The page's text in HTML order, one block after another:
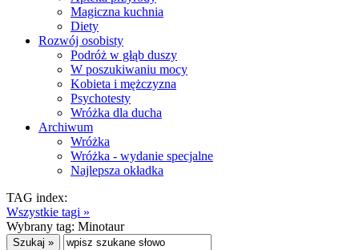
Magiczna kuchnia
Diety
Rozwój osobisty
Podróż w głąb duszy
W poszukiwaniu mocy
Kobieta i mężczyzna
Psychotesty
Wróżka dla ducha
Archiwum
Wróżka
Wróżka - wydanie specjalne
Najlepsza okładka
TAG index:
Wszystkie tagi »
Wybrany tag: Minotaur